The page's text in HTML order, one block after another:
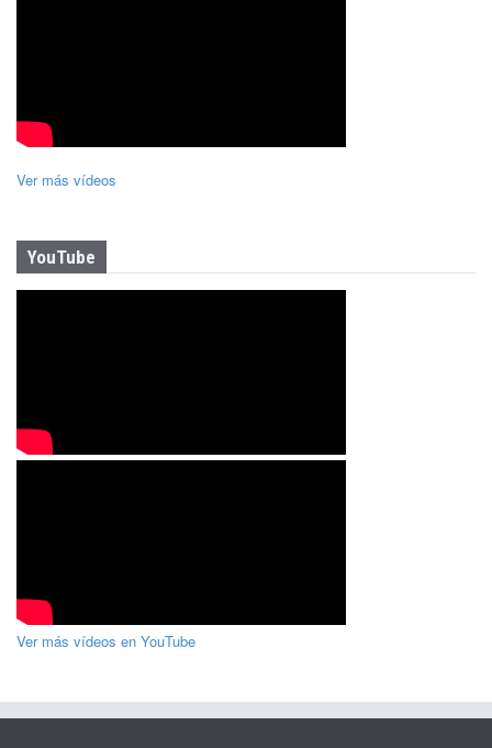
Ver más vídeos
YouTube
Ver más vídeos en YouTube